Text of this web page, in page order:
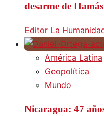
desarme de
Editor La
América Latina
Geopolítica
Mundo
Nicaragua: 47